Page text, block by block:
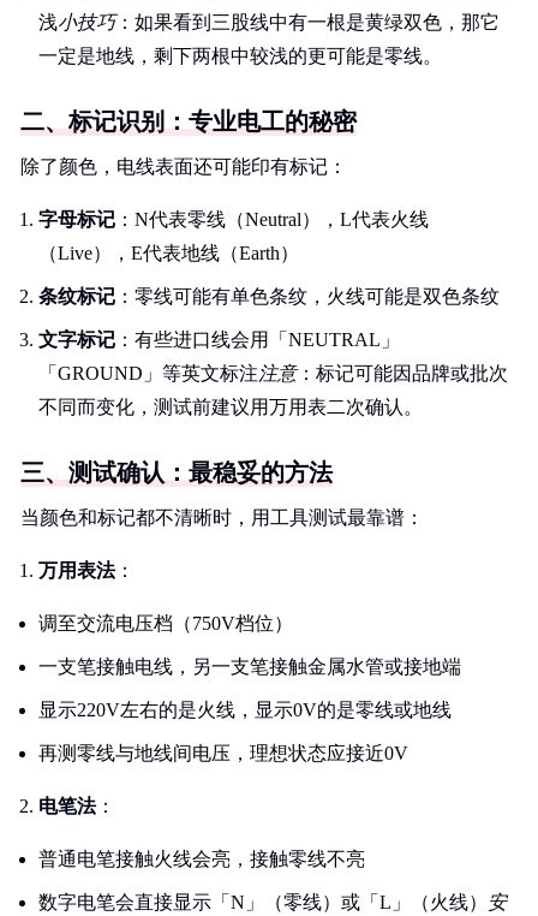
浅小技巧：如果看到三股线中有一根是黄绿双色，那它
一定是地线，剩下两根中较浅的更可能是零线。
二、标记识别：专业电工的秘密
除了颜色，电线表面还可能印有标记：
字母标记 ：N代表零线（Neutral），L代表火线
（Live），E代表地线（Earth）
条纹标记 ：零线可能有单色条纹，火线可能是双色条纹
文字标记 ：有些进口线会用「NEUTRAL」
「GROUND」等英文标注注意：标记可能因品牌或批次
不同而变化，测试前建议用万用表二次确认。
三、测试确认：最稳妥的方法
当颜色和标记都不清晰时，用工具测试最靠谱：
万用表法：
调至交流电压档（750V档位）
一支笔接触电线，另一支笔接触金属水管或接地端
显示220V左右的是火线，显示0V的是零线或地线
再测零线与地线间电压，理想状态应接近0V
电笔法：
普通电笔接触火线会亮，接触零线不亮
数字电笔会直接显示「N」（零线）或「L」（火线）
安